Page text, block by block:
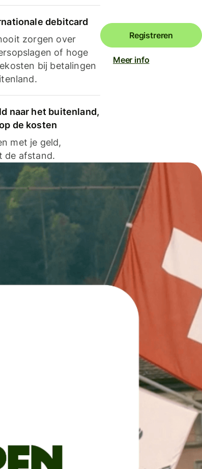
debitcard
zorgen over
of hoge
bij betalingen
naar het buitenland,
de kosten
met je geld,
de afstand.
Registreren
Meer info